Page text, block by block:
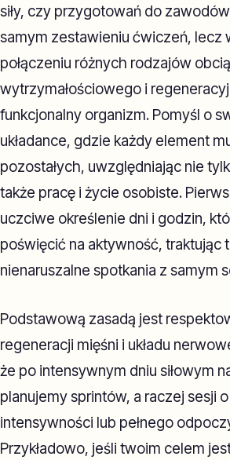
siły, czy przygotowań do
samym zestawieniu ćwiczeń, lecz
połączeniu różnych rodzajów
wytrzymałościowego i
funkcjonalny organizm. Pomyśl o
układance, gdzie każdy element
pozostałych, uwzględniając nie
także pracę i życie osobiste.
uczciwe określenie dni i godzin,
poświęcić na aktywność, traktując
nienaruszalne spotkania z samym
Podstawową zasadą jest
regeneracji mięśni i układu
że po intensywnym dniu siłowym
planujemy sprintów, a raczej sesji
intensywności lub pełnego
Przykładowo, jeśli twoim celem